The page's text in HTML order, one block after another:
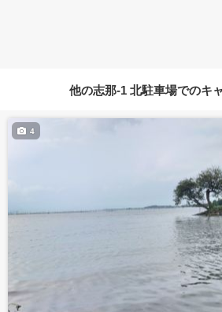
他の志那-1 北駐車場でのキ
4